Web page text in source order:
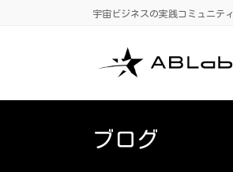
に
ョ
宇宙ビジネスの実践コミュニティ
ブログ